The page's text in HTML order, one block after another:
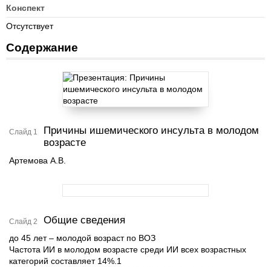
Конспект
Отсутствует
Содержание
Слайд 1
Причины ишемического инсульта в молодом
возрасте
Артемова А.В.
Слайд 2 Общие сведения
до 45 лет – молодой возраст по ВОЗ
Частота ИИ в молодом возрасте среди ИИ всех возрастных
категорий составляет 14%.1